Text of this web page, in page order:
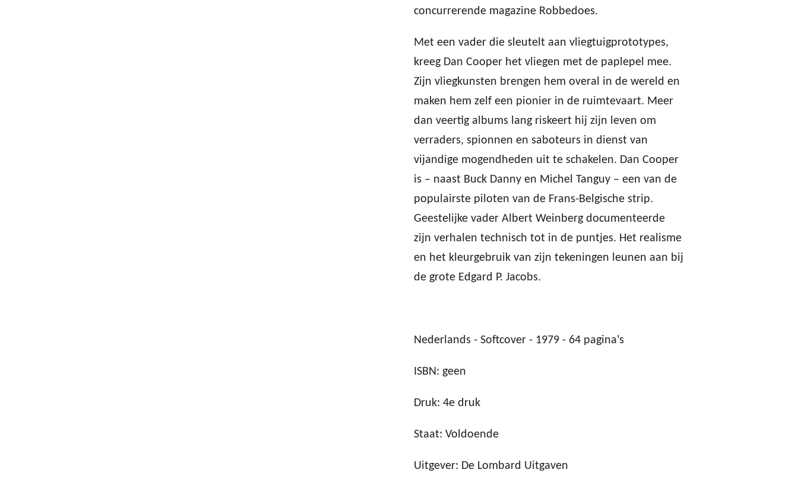
concurrerende magazine Robbedoes.
Met een vader die sleutelt aan vliegtuigprototypes,
kreeg Dan Cooper het vliegen met de paplepel mee.
Zijn vliegkunsten brengen hem overal in de wereld en
maken hem zelf een pionier in de ruimtevaart. Meer
dan veertig albums lang riskeert hij zijn leven om
verraders, spionnen en saboteurs in dienst van
vijandige mogendheden uit te schakelen. Dan Cooper
is – naast Buck Danny en Michel Tanguy – een van de
populairste piloten van de Frans-Belgische strip.
Geestelijke vader Albert Weinberg documenteerde
zijn verhalen technisch tot in de puntjes. Het realisme
en het kleurgebruik van zijn tekeningen leunen aan bij
de grote Edgard P. Jacobs.
Nederlands - Softcover - 1979 - 64 pagina's
ISBN: geen
Druk: 4e druk
Staat: Voldoende
Uitgever: De Lombard Uitgaven